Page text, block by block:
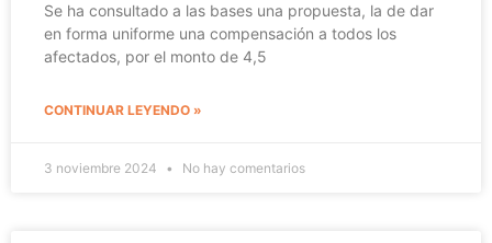
Se ha consultado a las bases una propuesta, la de dar
en forma uniforme una compensación a todos los
afectados, por el monto de 4,5
CONTINUAR LEYENDO »
3 noviembre 2024 No hay comentarios